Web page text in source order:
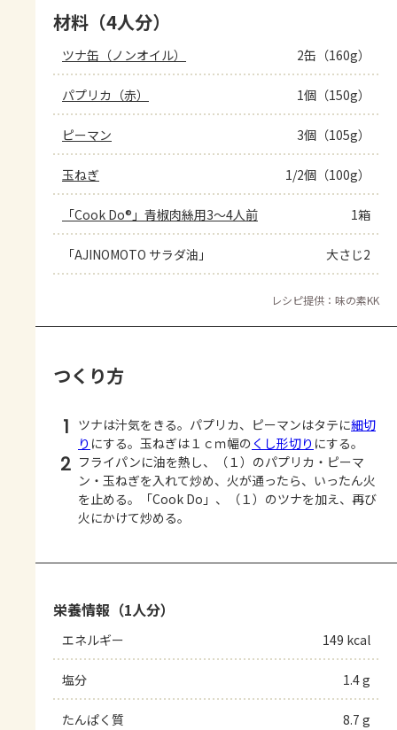
材料（4人分）
ツナ缶（ノンオイル） 2缶（160g）
パプリカ（赤） 1個（150g）
ピーマン 3個（105g）
玉ねぎ 1/2個（100g）
「Cook Do®」青椒肉絲用3～4人前 1箱
「AJINOMOTO サラダ油」 大さじ2
レシピ提供：味の素KK
つくり方
1 ツナは汁気をきる。パプリカ、ピーマンはタテに細切
り にする。玉ねぎは１ｃｍ幅の くし形切り にする。
2 フライパンに油を熱し、（１）のパプリカ・ピーマ
ン・玉ねぎを入れて炒め、火が通ったら、いったん火
を止める。「Cook Do」、（１）のツナを加え、再び
火にかけて炒める。
栄養情報（1人分）
エネルギー 149 kcal
塩分 1.4 g
たんぱく質 8.7 g